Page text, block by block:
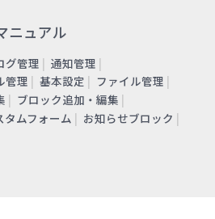
ニュアル
グ管理
通知管理
管理 基本設定
ファイル管理
ブロック追加・編集
タムフォーム
お知らせブロック